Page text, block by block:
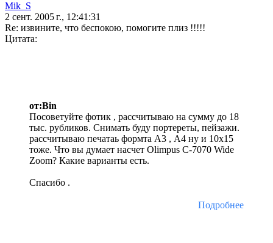
Mik_S
2 сент. 2005 г., 12:41:31
Re: извините, что беспокою, помогите плиз !!!!!
Цитата:
от:Bin
Посоветуйте фотик , рассчитываю на сумму до 18
тыс. рубликов. Снимать буду портереты, пейзажи.
рассчитываю печатаь формта А3 , А4 ну и 10х15
тоже. Что вы думает насчет Olimpus C-7070 Wide
Zoom? Какие варианты есть.
Спасибо .
Подробнее